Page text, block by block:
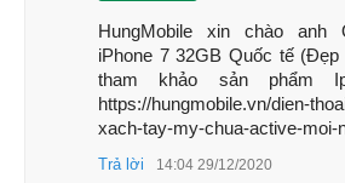
HungMobile xin chào anh
iPhone 7 32GB Quốc tế (Đẹp
tham khảo sản phẩm
https://hungmobile.vn/dien-
xach-tay-my-chua-active-moi-
Trả lời 14:04 29/12/2020